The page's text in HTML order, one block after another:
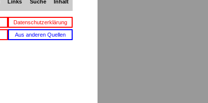
Links Suche Inhalt
Datenschutzerklärung
Aus anderen Quellen